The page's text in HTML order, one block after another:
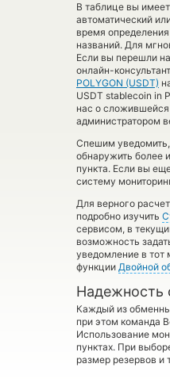
В таблице вы
автоматический
время
названий. Для
Если вы перешли
онлайн-
POLYGON (USDT)
USDT stablecoin in
нас о
администратором
Спешим
обнаружить более
пункта. Если вы
систему
Для верного
подробно изучить
сервисом, в
возможность
уведомление в тот
функции Двойной
Надежность
Каждый из
при этом команда
Использование
пунктах. При
размер резервов и